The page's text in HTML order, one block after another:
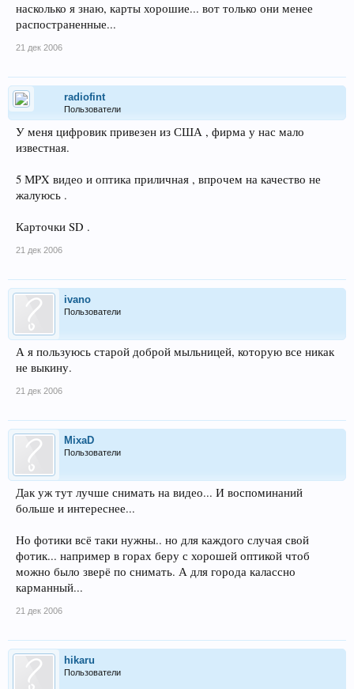
насколько я знаю, карты хорошие... вот только они менее
распостраненные...
21 дек 2006
radiofint
Пользователи
У меня цифровик привезен из США , фирма у нас мало
известная.
5 МPX видео и оптика приличная , впрочем на качество не
жалуюсь .
Карточки SD .
21 дек 2006
ivano
Пользователи
А я пользуюсь старой доброй мыльницей, которую все никак
не выкину.
21 дек 2006
MixaD
Пользователи
Дак уж тут лучше снимать на видео... И воспоминаний
больше и интереснее...
Но фотики всё таки нужны.. но для каждого случая свой
фотик... например в горах беру с хорошей оптикой чтоб
можно было зверё по снимать. А для города калассно
карманный...
21 дек 2006
hikaru
Пользователи